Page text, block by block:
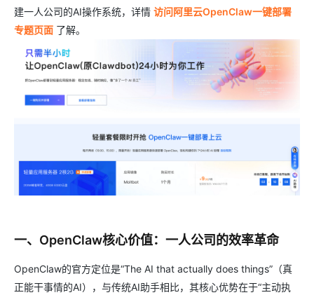
建一人公司的AI操作系统，详情 访问阿里云OpenClaw一键部署
专题页面 了解。
一、OpenClaw核心价值：一人公司的效率革命
OpenClaw的官方定位是“The AI that actually does things”（真
正能干事情的AI），与传统AI助手相比，其核心优势在于“主动执